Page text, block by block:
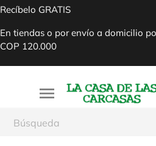
Recíbelo GRATIS
En tiendas o por envío a domicilio
COP 120.000
